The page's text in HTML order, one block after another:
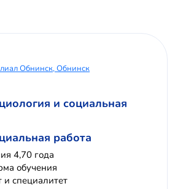
Обнинск, Обнинск
и социальная
работа
4,70 года
обучения
и специалитет